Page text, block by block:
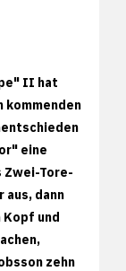
II hat
kommenden
eine
Zwei-Tore-
dann
und
zehn